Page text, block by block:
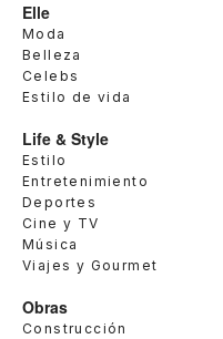
Elle
Moda
Belleza
Celebs
Estilo de vida
Life & Style
Estilo
Entretenimiento
Deportes
Cine y TV
Música
Viajes y Gourmet
Obras
Construcción